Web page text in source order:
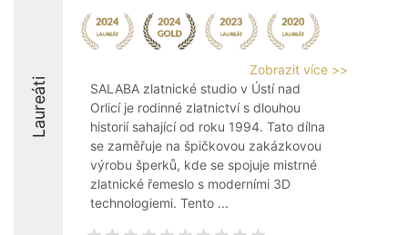
Laureáti
Zobrazit více >>
SALABA zlatnické studio v Ústí nad
Orlicí je rodinné zlatnictví s dlouhou
historií sahající od roku 1994. Tato dílna
se zaměřuje na špičkovou zakázkovou
výrobu šperků, kde se spojuje mistrné
zlatnické řemeslo s moderními 3D
technologiemi. Tento ...